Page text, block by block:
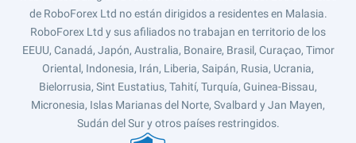
de RoboForex Ltd no están dirigidos a residentes en Malasia.
RoboForex Ltd y sus afiliados no trabajan en territorio de los
EEUU, Canadá, Japón, Australia, Bonaire, Brasil, Curaçao, Timor
Oriental, Indonesia, Irán, Liberia, Saipán, Rusia, Ucrania,
Bielorrusia, Sint Eustatius, Tahití, Turquía, Guinea-Bissau,
Micronesia, Islas Marianas del Norte, Svalbard y Jan Mayen,
Sudán del Sur y otros países restringidos.